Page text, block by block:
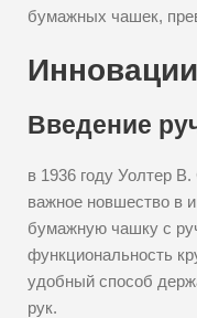
бумажных чашек,
Введение
в 1936 году Уолтер
важное новшество в
бумажную чашку с
функциональность
удобный способ
рук.